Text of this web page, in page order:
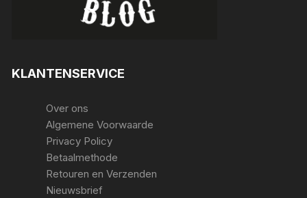
KLANTENSERVICE
Over ons
Algemene Voorwaarde
Privacy Policy
Betaalmethode
Retouren en Verzenden
Nieuwsbrief